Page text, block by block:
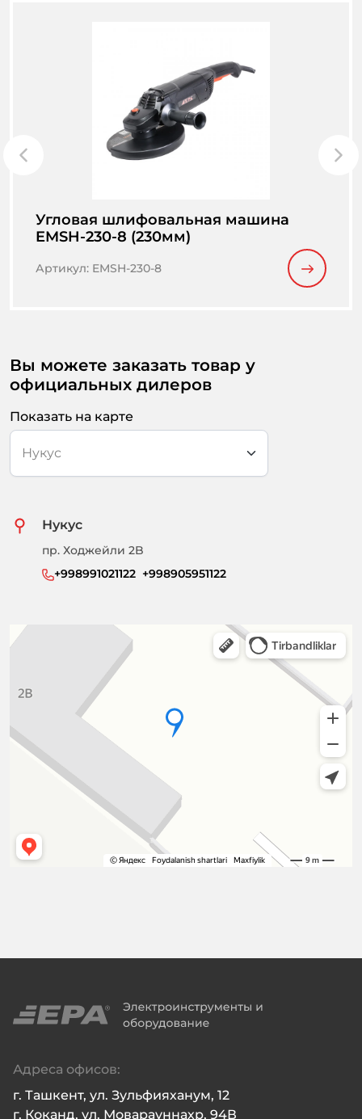
Угловая шлифовальная машина
EMSH-230-8 (230мм)
Артикул: EMSH-230-8
Вы можете заказать товар у
официальных дилеров
Показать на карте
Нукус
пр. Ходжейли 2B
+998991021122  +998905951122
Адреса офисов:
г. Ташкент, ул. Зульфияханум, 12
г. Коканд, ул. Моварауннахр, 94В